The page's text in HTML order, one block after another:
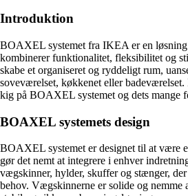
Introduktion
BOAXEL systemet fra IKEA er en
kombinerer funktionalitet, fleksibilitet og
skabe et organiseret og ryddeligt rum,
soveværelset, køkkenet eller
kig på BOAXEL systemet og dets mange
BOAXEL systemets design
BOAXEL systemet er designet til at være
gør det nemt at integrere i enhver
vægskinner, hylder, skuffer og stænger,
behov. Vægskinnerne er solide og nemme